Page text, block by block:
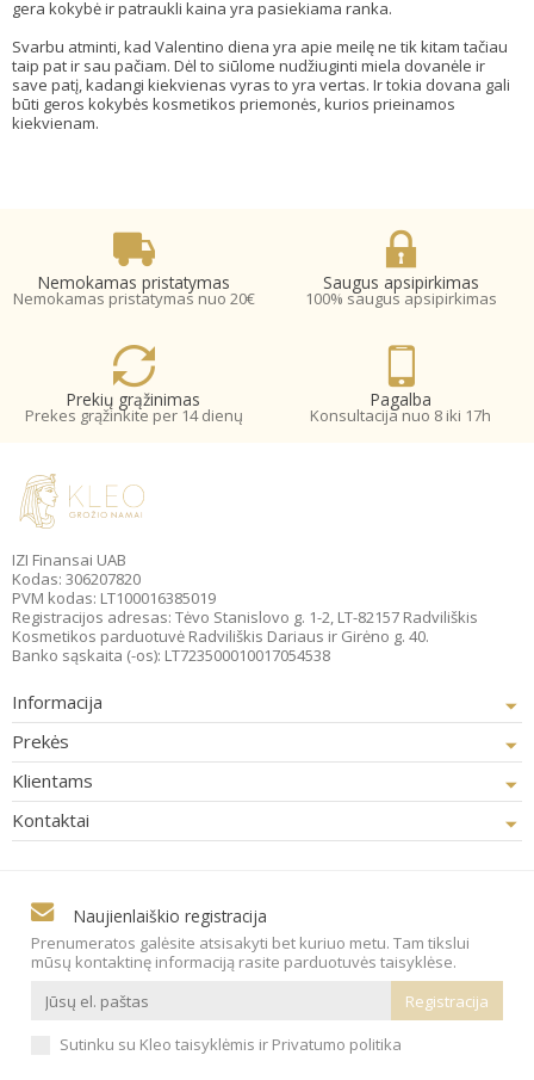
gera kokybė ir patraukli kaina yra pasiekiama ranka.
Svarbu atminti, kad Valentino diena yra apie meilę ne tik kitam tačiau
taip pat ir sau pačiam. Dėl to siūlome nudžiuginti miela dovanėle ir
save patį, kadangi kiekvienas vyras to yra vertas. Ir tokia dovana gali
būti geros kokybės kosmetikos priemonės, kurios prieinamos
kiekvienam.
Nemokamas pristatymas
Nemokamas pristatymas nuo 20€
Saugus apsipirkimas
100% saugus apsipirkimas
Prekių grąžinimas
Prekes grąžinkite per 14 dienų
Pagalba
Konsultacija nuo 8 iki 17h
IZI Finansai UAB
Kodas: 306207820
PVM kodas: LT100016385019
Registracijos adresas: Tėvo Stanislovo g. 1-2, LT-82157 Radviliškis
Kosmetikos parduotuvė Radviliškis Dariaus ir Girėno g. 40.
Banko sąskaita (-os): LT723500010017054538
Informacija
Prekės
Klientams
Kontaktai
Naujienlaiškio registracija
Prenumeratos galėsite atsisakyti bet kuriuo metu. Tam tikslui
mūsų kontaktinę informaciją rasite parduotuvės taisyklėse.
Sutinku su Kleo taisyklėmis ir Privatumo politika